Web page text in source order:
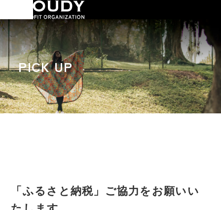
PICK UP
「ふるさと納税」ご協力をお願いい